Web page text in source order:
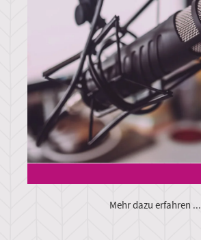
Mehr dazu erfahren ...